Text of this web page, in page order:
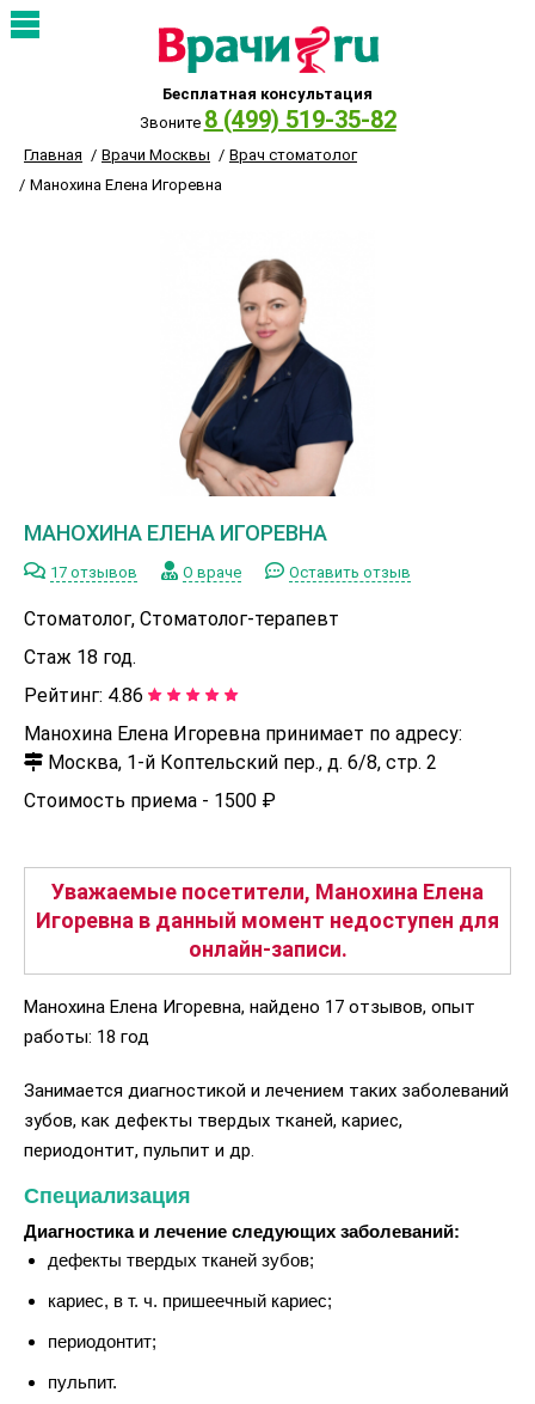
Бесплатная консультация
Звоните 8 (499) 519-35-82
Главная Врачи Москвы
Врач стоматолог
Манохина Елена Игоревна
МАНОХИНА ЕЛЕНА ИГОРЕВНА
17 отзывов О враче Оставить отзыв
Стоматолог, Стоматолог-терапевт
Стаж 18 год.
Рейтинг: 4.86
Манохина Елена Игоревна принимает по адресу:
Москва, 1-й Коптельский пер., д. 6/8, стр. 2
Стоимость приема - 1500 ₽
Уважаемые посетители, Манохина Елена
Игоревна в данный момент недоступен для
онлайн-записи.
Манохина Елена Игоревна, найдено 17 отзывов, опыт
работы: 18 год
Занимается диагностикой и лечением таких заболеваний
зубов, как дефекты твердых тканей, кариес,
периодонтит, пульпит и др.
Специализация
Диагностика и лечение следующих заболеваний:
дефекты твердых тканей зубов;
кариес, в т. ч. пришеечный кариес;
периодонтит;
пульпит.